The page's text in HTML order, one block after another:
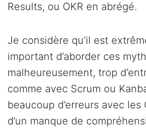
Results, ou OKR en abrégé.
Je considère qu’il est
important d’aborder ces
malheureusement, trop
comme avec Scrum ou
beaucoup d’erreurs avec les
d’un manque de